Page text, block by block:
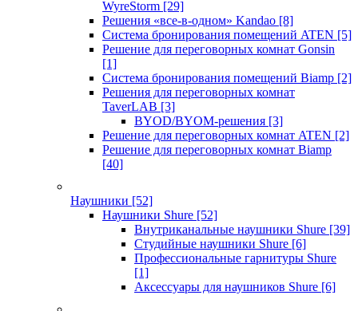
WyreStorm [29]
Решения «все-в-одном» Kandao [8]
Система бронирования помещений ATEN [5]
Решение для переговорных комнат Gonsin
[1]
Система бронирования помещений Biamp [2]
Решения для переговорных комнат
TaverLAB [3]
BYOD/BYOM-решения [3]
Решение для переговорных комнат ATEN [2]
Решение для переговорных комнат Biamp
[40]
Наушники [52]
Наушники Shure [52]
Внутриканальные наушники Shure [39]
Студийные наушники Shure [6]
Профессиональные гарнитуры Shure
[1]
Аксессуары для наушников Shure [6]